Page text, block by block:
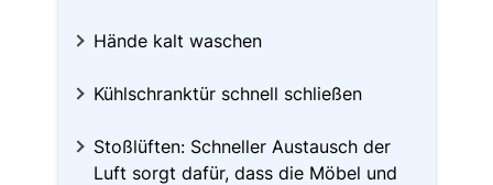
Hände kalt waschen
Kühlschranktür schnell schließen
Stoßlüften: Schneller Austausch der
Luft sorgt dafür, dass die Möbel und